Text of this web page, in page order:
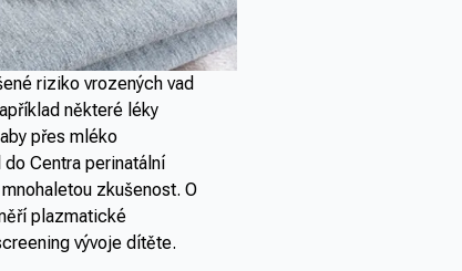
riziko vrozených vad
některé léky
přes mléko
Centra perinatální
zkušenost. O
plazmatické
vývoje dítěte.